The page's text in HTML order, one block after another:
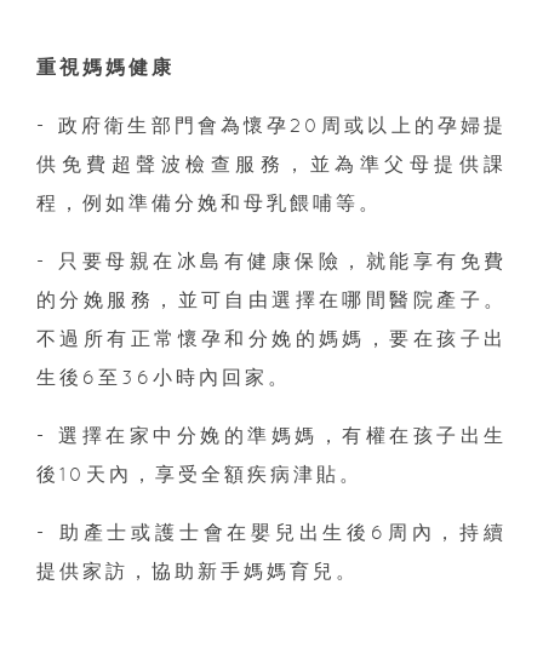
重視媽媽健康
- 政府衛生部門會為懷孕20周或以上的孕婦提
供免費超聲波檢查服務，並為準父母提供課
程，例如準備分娩和母乳餵哺等。
- 只要母親在冰島有健康保險，就能享有免費
的分娩服務，並可自由選擇在哪間醫院產子。
不過所有正常懷孕和分娩的媽媽，要在孩子出
生後6至36小時內回家。
- 選擇在家中分娩的準媽媽，有權在孩子出生
後10天內，享受全額疾病津貼。
- 助產士或護士會在嬰兒出生後6周內，持續
提供家訪，協助新手媽媽育兒。